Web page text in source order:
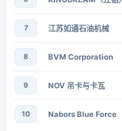
7 江苏如通石油机械
8 BVM Corporation
9 NOV 吊卡与卡瓦
10 Nabors Blue Force